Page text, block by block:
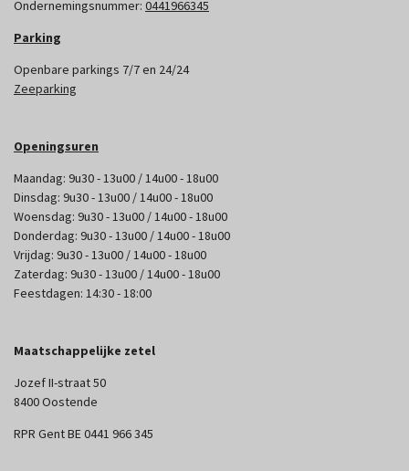
Ondernemingsnummer: 0441966345
Parking
Openbare parkings 7/7 en 24/24
Zeeparking
Openingsuren
Maandag: 9u30 - 13u00 / 14u00 - 18u00
Dinsdag: 9u30 - 13u00 / 14u00 - 18u00
Woensdag: 9u30 - 13u00 / 14u00 - 18u00
Donderdag: 9u30 - 13u00 / 14u00 - 18u00
Vrijdag: 9u30 - 13u00 / 14u00 - 18u00
Zaterdag: 9u30 - 13u00 / 14u00 - 18u00
Feestdagen: 14:30 - 18:00
Maatschappelijke zetel
Jozef II-straat 50
8400 Oostende
RPR Gent BE 0441 966 345